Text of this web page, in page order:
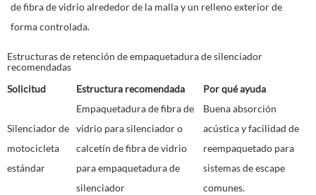
de fibra de vidrio alrededor de la malla y un relleno exterior de
forma controlada.
Estructuras de retención de empaquetadura de silenciador
recomendadas
Solicitud
Estructura recomendada Por qué ayuda
Silenciador de
motocicleta
estándar
Empaquetadura de fibra de
vidrio para silenciador o
calcetín de fibra de vidrio
para empaquetadura de
silenciador
Buena absorción
acústica y facilidad de
reempaquetado para
sistemas de escape
comunes.